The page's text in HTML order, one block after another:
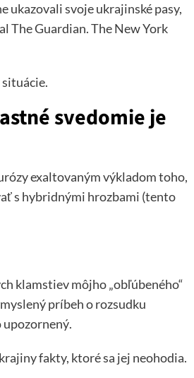
ukazovali svoje ukrajinské pasy,
The Guardian. The New York
svedomie je
exaltovaným výkladom toho,
s hybridnými hrozbami (tento
klamstiev môjho „obľúbeného“
príbeh o rozsudku
upozornený.
fakty, ktoré sa jej neohodia.